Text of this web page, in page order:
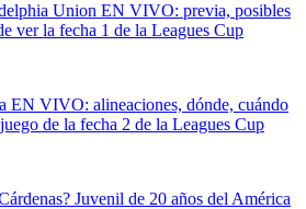
Union EN VIVO: previa, posibles
ver la fecha 1 de la Leagues Cup
EN VIVO: alineaciones, dónde, cuándo
de la fecha 2 de la Leagues Cup
Juvenil de 20 años del América